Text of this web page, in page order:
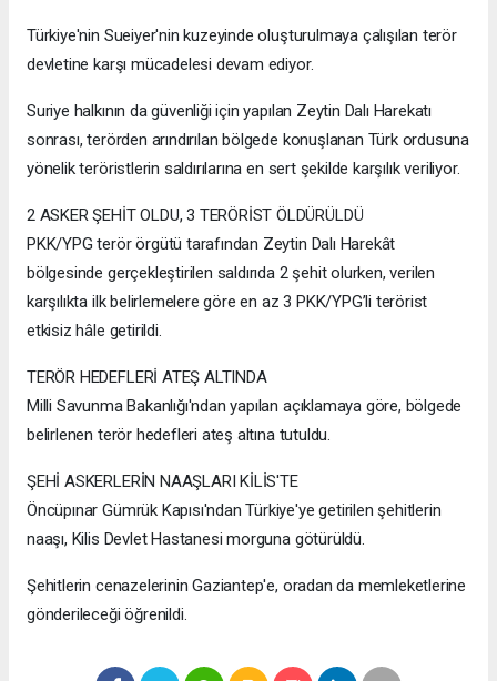
Türkiye'nin Sueiyer'nin kuzeyinde oluşturulmaya çalışılan terör
devletine karşı mücadelesi devam ediyor.
Suriye halkının da güvenliği için yapılan Zeytin Dalı Harekatı
sonrası, terörden arındırılan bölgede konuşlanan Türk ordusuna
yönelik teröristlerin saldırılarına en sert şekilde karşılık veriliyor.
2 ASKER ŞEHİT OLDU, 3 TERÖRİST ÖLDÜRÜLDÜ
PKK/YPG terör örgütü tarafından Zeytin Dalı Harekât
bölgesinde gerçekleştirilen saldırıda 2 şehit olurken, verilen
karşılıkta ilk belirlemelere göre en az 3 PKK/YPG’li terörist
etkisiz hâle getirildi.
TERÖR HEDEFLERİ ATEŞ ALTINDA
Milli Savunma Bakanlığı'ndan yapılan açıklamaya göre, bölgede
belirlenen terör hedefleri ateş altına tutuldu.
ŞEHİ ASKERLERİN NAAŞLARI KİLİS'TE
Öncüpınar Gümrük Kapısı'ndan Türkiye'ye getirilen şehitlerin
naaşı, Kilis Devlet Hastanesi morguna götürüldü.
Şehitlerin cenazelerinin Gaziantep'e, oradan da memleketlerine
gönderileceği öğrenildi.